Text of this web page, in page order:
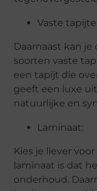
Vaste
Daarnaast kan
soorten vaste
een tapijt die
geeft een luxe
natuurlijke en
Laminaat:
Kies je liever
laminaat is dat
onderhoud.